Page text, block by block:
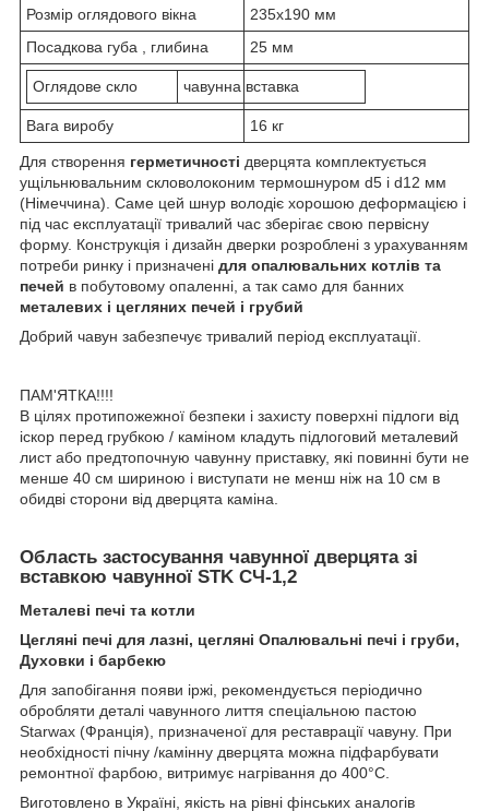
Розмір оглядового вікна
235х190 мм
Посадкова губа , глибина
25 мм
Оглядове скло чавунна вставка
Вага виробу 16 кг
Для створення герметичності дверцята комплектується
ущільнювальним скловолоконим термошнуром d5 і d12 мм
(Німеччина). Саме цей шнур володіє хорошою деформацією і
під час експлуатації тривалий час зберігає свою первісну
форму. Конструкція і дизайн дверки розроблені з урахуванням
потреби ринку і призначені для опалювальних котлів та
печей в побутовому опаленні, а так само для банних
металевих і цегляних печей і грубий
Добрий чавун забезпечує тривалий період експлуатації.
ПАМ'ЯТКА!!!!
В цілях протипожежної безпеки і захисту поверхні підлоги від
іскор перед грубкою / каміном кладуть підлоговий металевий
лист або предтопочную чавунну приставку, які повинні бути не
менше 40 см шириною і виступати не менш ніж на 10 см в
обидві сторони від дверцята каміна.
Область застосування чавунної дверцята зі
вставкою чавунної STK СЧ-1,2
Металеві печі та котли
Цегляні печі для лазні, цегляні Опалювальні печі і груби,
Духовки і барбекю
Для запобігання появи іржі, рекомендується періодично
обробляти деталі чавунного лиття спеціальною пастою
Starwax (Франція), призначеної для реставрації чавуну. При
необхідності пічну /камінну дверцята можна підфарбувати
ремонтної фарбою, витримує нагрівання до 400°С.
Виготовлено в Україні, якість на рівні фінських аналогів